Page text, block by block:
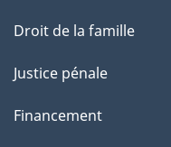
Droit de la famille
Justice pénale
Financement